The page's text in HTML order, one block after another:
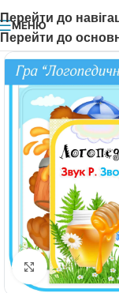
Перейти до
Перейти до
МЕНЮ
Натисніть,